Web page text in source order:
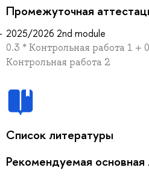
Промежуточная
2025/2026 2nd module
0.3 * Контрольная работа 1 +
Контрольная работа 2
Список литературы
Рекомендуемая основная